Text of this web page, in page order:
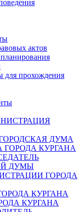
актов
для прохождения
ДУМА
КУРГАНА
ДУМЫ
ГОРОДА
КУРГАНА
КУРГАНА